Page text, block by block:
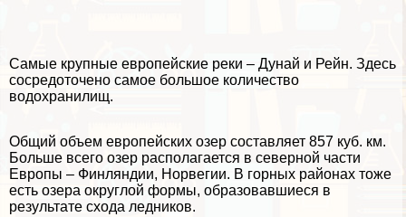
Самые крупные европейские реки – Дунай и Рейн. Здесь
сосредоточено самое большое количество
водохранилищ.
Общий объем европейских озер составляет 857 куб. км.
Больше всего озер располагается в северной части
Европы – Финляндии, Норвегии. В горных районах тоже
есть озера округлой формы, образовавшиеся в
результате схода ледников.